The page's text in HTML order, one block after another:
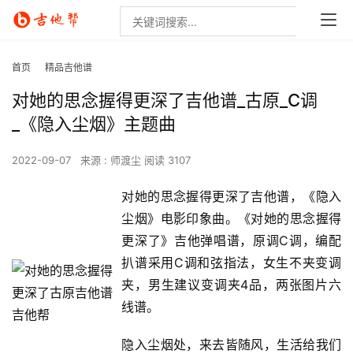
首页 精品吉他谱
对她的思念握得更深了吉他谱_古原_C调
_《隐入尘烟》主题曲
2022-09-07 来源 : 师渡尘 阅读 3107
对她的思念握得更深了吉他谱，《隐入
尘烟》电影印象曲。《对她的思念握得
更深了》吉他弹唱谱，原调C调，编配
扒谱采用C调和弦指法，女生不夹变调
夹，男生建议变调夹4品，两张图片六
线谱。
隐入尘烟处，来去皆随风，生活给我们